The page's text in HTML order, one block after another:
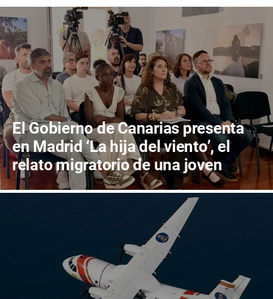
El Gobierno de Canarias presenta
en Madrid ‘La hija del viento’, el
relato migratorio de una joven
senegalesa de 15 años